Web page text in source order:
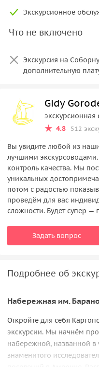
Экскурсионное
Что не включено
Экскурсия на
дополнительную
Gidy
экскурсионная
4.8
512
Вы увидите любой из
лучшими
контроль качества. Мы
уникальных
потом с радостью
проведём для вас
сложности. Будет супер —
Задать вопрос
Подробнее об
Набережная им.
Откройте для себя
экскурсии. Мы начнём
набережной, названной в
знаменитого